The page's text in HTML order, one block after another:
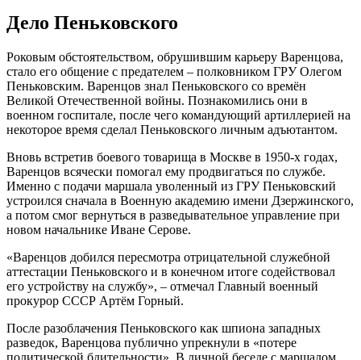
Дело Пеньковского
Роковым обстоятельством, обрушившим карьеру Варенцова,
стало его общение с предателем – полковником ГРУ Олегом
Пеньковским. Варенцов знал Пеньковского со времён
Великой Отечественной войны. Познакомились они в
военном госпитале, после чего командующий артиллерией на
некоторое время сделал Пеньковского личным адъютантом.
Вновь встретив боевого товарища в Москве в 1950-х годах,
Варенцов всячески помогал ему продвигаться по службе.
Именно с подачи маршала уволенный из ГРУ Пеньковский
устроился сначала в Военную академию имени Дзержинского,
а потом смог вернуться в разведывательное управление при
новом начальнике Иване Серове.
«Варенцов добился пересмотра отрицательной служебной
аттестации Пеньковского и в конечном итоге содействовал
его устройству на службу», – отмечал Главный военный
прокурор СССР Артём Горный.
После разоблачения Пеньковского как шпиона западных
разведок, Варенцова публично упрекнули в «потере
политической бдительности». В личной беседе с маршалом